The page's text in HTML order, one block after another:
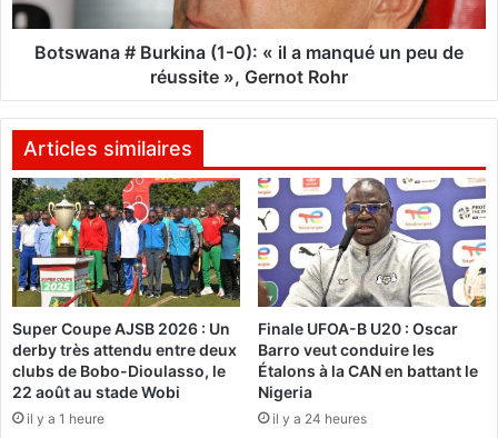
l
é
é
d
r
a
o
g
o
a
t
t
a
a
#
r
k
n
a
(
1
-
0
)
:
«
i
l
a
Botswana # Burkina (1-0): « il a manqué un peu de
réussite », Gernot Rohr
Articles similaires
Super Coupe AJSB 2026 : Un
derby très attendu entre deux
clubs de Bobo-Dioulasso, le
22 août au stade Wobi
il y a 1 heure
Finale UFOA-B U20 : Oscar
Barro veut conduire les
Étalons à la CAN en battant le
Nigeria
il y a 24 heures